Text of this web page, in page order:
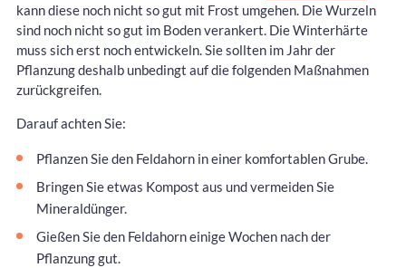
kann diese noch nicht so gut mit Frost umgehen. Die Wurzeln
sind noch nicht so gut im Boden verankert. Die Winterhärte
muss sich erst noch entwickeln. Sie sollten im Jahr der
Pflanzung deshalb unbedingt auf die folgenden Maßnahmen
zurückgreifen.
Darauf achten Sie:
Pflanzen Sie den Feldahorn in einer komfortablen Grube.
Bringen Sie etwas Kompost aus und vermeiden Sie
Mineraldünger.
Gießen Sie den Feldahorn einige Wochen nach der
Pflanzung gut.